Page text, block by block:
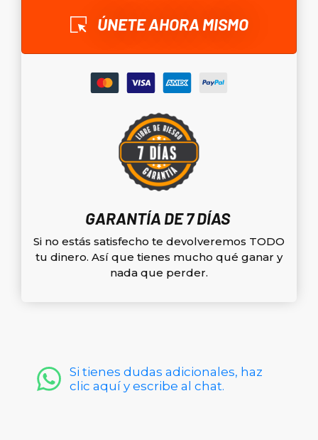
ÚNETE AHORA MISMO
GARANTÍA DE 7 DÍAS
Si no estás satisfecho te devolveremos TODO
tu dinero. Así que tienes mucho qué ganar y
nada que perder.
Si tienes dudas adicionales, haz
clic aquí y escribe al chat.